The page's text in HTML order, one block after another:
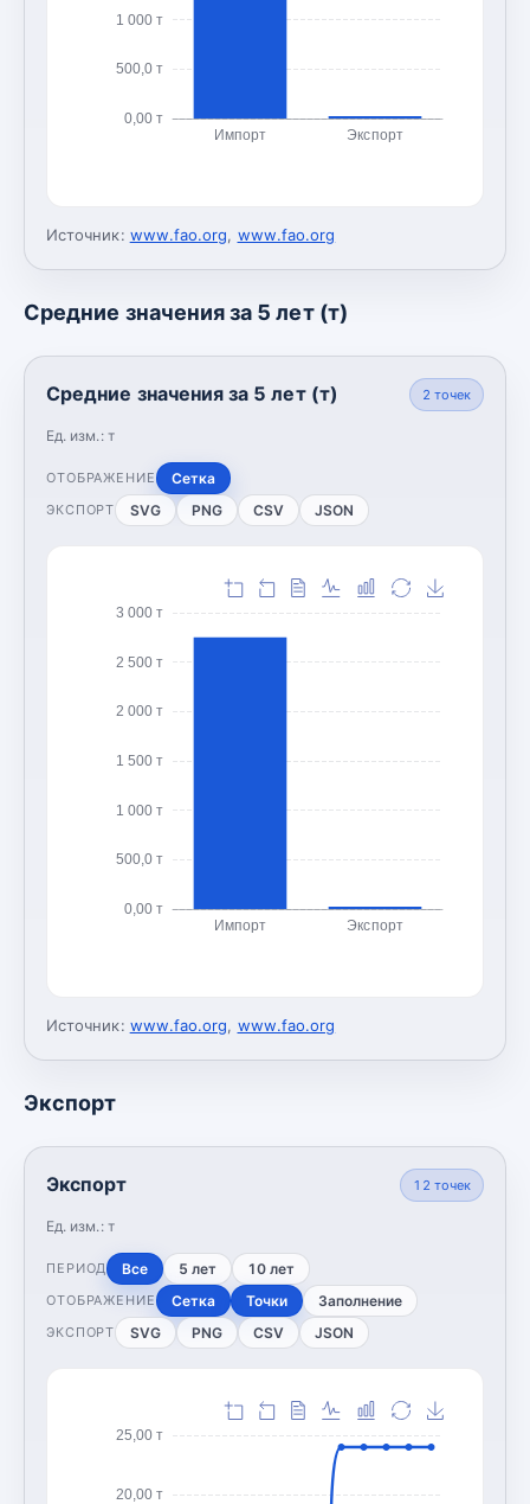
0,00 т
500,0 т
1 000 т
Импорт Экспорт
Источник: www.fao.org, www.fao.org
Средние значения за 5 лет (т)
Средние значения за 5 лет (т)
Ед. изм.: т
2 точек
ОТОБРАЖЕНИЕ Сетка
ЭКСПОРТ SVG PNG CSV JSON
0,00 т
500,0 т
1 000 т
1 500 т
2 000 т
2 500 т
3 000 т
Импорт Экспорт
Источник: www.fao.org, www.fao.org
Экспорт
Экспорт
Ед. изм.: т
12 точек
ПЕРИОД Все 5 лет 10 лет
ОТОБРАЖЕНИЕ Сетка Точки Заполнение
ЭКСПОРТ SVG PNG CSV JSON
20,00 т
25,00 т